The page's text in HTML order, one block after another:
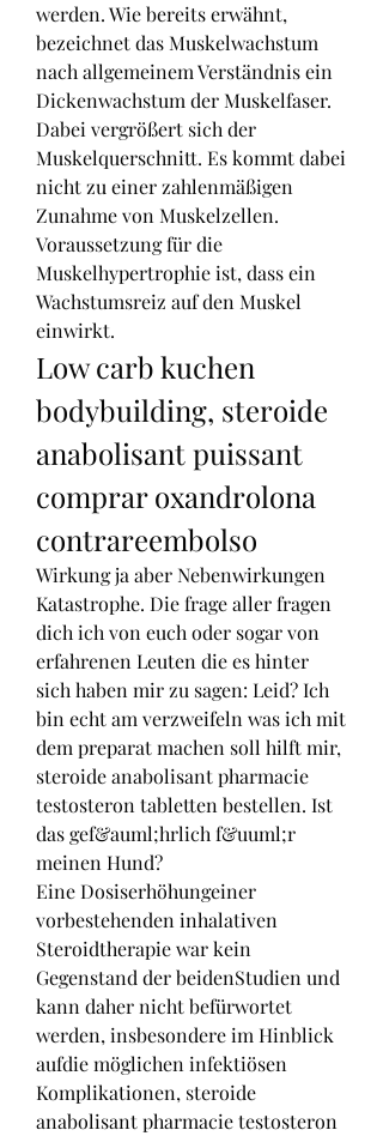
werden. Wie bereits erwähnt,
bezeichnet das Muskelwachstum
nach allgemeinem Verständnis ein
Dickenwachstum der Muskelfaser.
Dabei vergrößert sich der
Muskelquerschnitt. Es kommt dabei
nicht zu einer zahlenmäßigen
Zunahme von Muskelzellen.
Voraussetzung für die
Muskelhypertrophie ist, dass ein
Wachstumsreiz auf den Muskel
einwirkt.
Low carb kuchen
bodybuilding, steroide
anabolisant puissant
comprar oxandrolona
contrareembolso
Wirkung ja aber Nebenwirkungen
Katastrophe. Die frage aller fragen
dich ich von euch oder sogar von
erfahrenen Leuten die es hinter
sich haben mir zu sagen: Leid? Ich
bin echt am verzweifeln was ich mit
dem preparat machen soll hilft mir,
steroide anabolisant pharmacie
testosteron tabletten bestellen. Ist
das gef&auml;hrlich f&uuml;r
meinen Hund?
Eine Dosiserhöhungeiner
vorbestehenden inhalativen
Steroidtherapie war kein
Gegenstand der beidenStudien und
kann daher nicht befürwortet
werden, insbesondere im Hinblick
aufdie möglichen infektiösen
Komplikationen, steroide
anabolisant pharmacie testosteron